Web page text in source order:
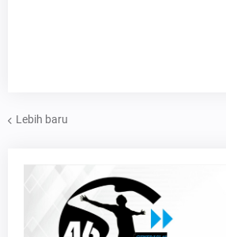
Lebih baru